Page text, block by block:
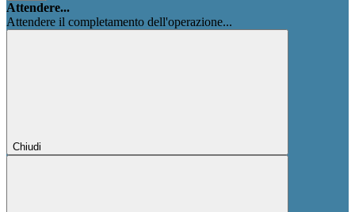
Attendere...
Attendere il completamento dell'operazione...
Chiudi